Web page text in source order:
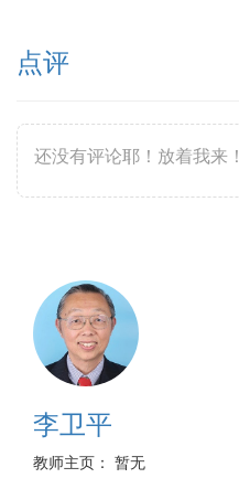
点评
还没有评论耶！放着我来！
李卫平
教师主页： 暂无